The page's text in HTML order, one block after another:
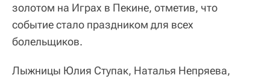
золотом на Играх в Пекине, отметив, что
событие стало праздником для всех
болельщиков.
Лыжницы Юлия Ступак, Наталья Непряева,